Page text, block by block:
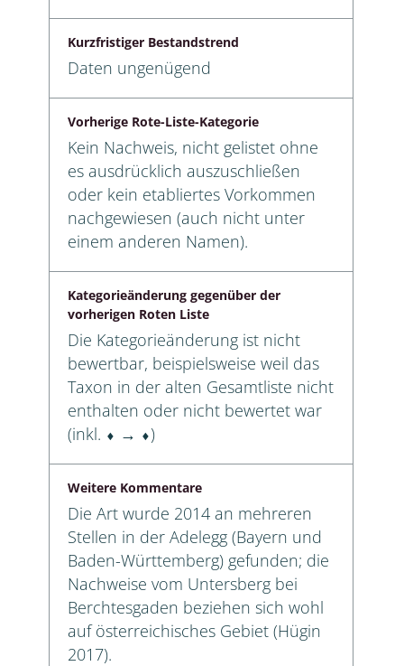
Kurzfristiger Bestandstrend
Daten ungenügend
Vorherige Rote-Liste-Kategorie
Kein Nachweis, nicht gelistet ohne
es ausdrücklich auszuschließen
oder kein etabliertes Vorkommen
nachgewiesen (auch nicht unter
einem anderen Namen).
Kategorieänderung gegenüber der
vorherigen Roten Liste
Die Kategorieänderung ist nicht
bewertbar, beispielsweise weil das
Taxon in der alten Gesamtliste nicht
enthalten oder nicht bewertet war
(inkl. ⬧ → ⬧)
Weitere Kommentare
Die Art wurde 2014 an mehreren
Stellen in der Adelegg (Bayern und
Baden-Württemberg) gefunden; die
Nachweise vom Untersberg bei
Berchtesgaden beziehen sich wohl
auf österreichisches Gebiet (Hügin
2017).